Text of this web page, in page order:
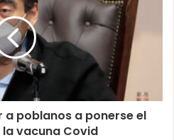
poblanos a ponerse el
vacuna Covid